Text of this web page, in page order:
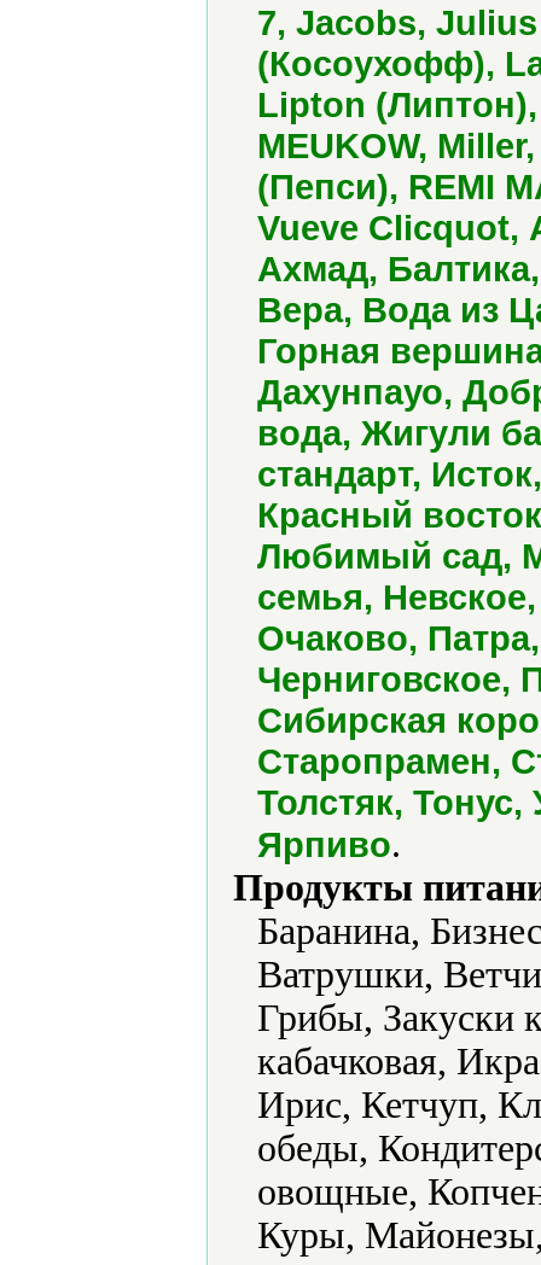
7, Jacobs,
(Косоухофф),
Lipton
MEUKOW,
(Пепси), REMI
Vueve
Ахмад,
Вера, Вода из
Горная
Дахунпауо,
вода, Жигули
стандарт,
Красный
Любимый сад,
семья,
Очаково,
Черниговское,
Сибирская
Старопрамен,
Толстяк,
Ярпиво.
Продукты
Баранина,
Ватрушки,
Грибы, Закуски
кабачковая,
Ирис, Кетчуп,
обеды,
овощные,
Куры,